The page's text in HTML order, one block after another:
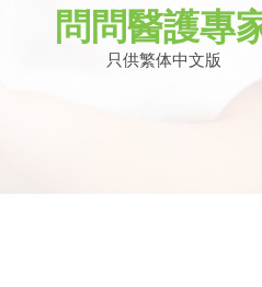
問問醫護專
只供繁体中文版